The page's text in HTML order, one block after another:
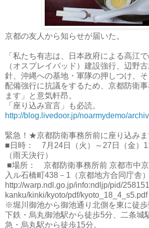
京都の友人から知らせが届いた。
「私たち有志は、日本政府による高江
（オスプレイパッド）建設強行、辺野
針、沖縄への基地・軍隊の押しつけ、
配備強行に抗議をするため、京都防衛
ます」と意気軒昂。
「座り込み宣言」も必読。
http://blog.livedoor.jp/noarmydemo/
緊急！★京都防衛事務所前に座り込みま
■日時： 7月24日（火）～27日（金）
（雨天決行）
■場所： 京都防衛事務所前 京都市中
入ル石橋町438－1（京都地方合同庁舎）
http://warp.ndl.go.jp/info:ndljp/pid/
kanku/kinki/kyoto/pdf/kyoto_18_4_s5.pdf
※堀川御池から御池通り北側を東に徒
下鉄・烏丸御池駅から徒歩5分、二条城
急・烏丸駅から徒歩15分。